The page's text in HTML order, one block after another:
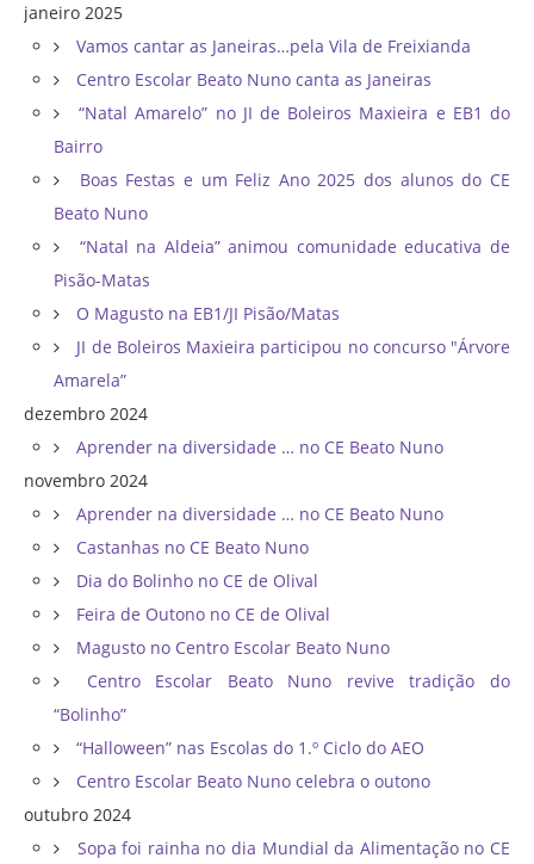
janeiro 2025
Vamos cantar as Janeiras…pela Vila de Freixianda
Centro Escolar Beato Nuno canta as Janeiras
“Natal Amarelo” no JI de Boleiros Maxieira e EB1 do
Bairro
Boas Festas e um Feliz Ano 2025 dos alunos do CE
Beato Nuno
“Natal na Aldeia” animou comunidade educativa de
Pisão-Matas
O Magusto na EB1/JI Pisão/Matas
JI de Boleiros Maxieira participou no concurso "Árvore
Amarela”
dezembro 2024
Aprender na diversidade … no CE Beato Nuno
novembro 2024
Aprender na diversidade … no CE Beato Nuno
Castanhas no CE Beato Nuno
Dia do Bolinho no CE de Olival
Feira de Outono no CE de Olival
Magusto no Centro Escolar Beato Nuno
Centro Escolar Beato Nuno revive tradição do
“Bolinho”
“Halloween” nas Escolas do 1.º Ciclo do AEO
Centro Escolar Beato Nuno celebra o outono
outubro 2024
Sopa foi rainha no dia Mundial da Alimentação no CE